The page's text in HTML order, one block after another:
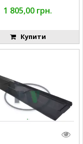
1 805,00 грн.
Купити